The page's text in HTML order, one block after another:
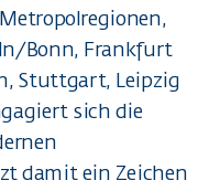
Bonn, Frankfurt
Stuttgart, Leipzig
sich die
damit ein Zeichen